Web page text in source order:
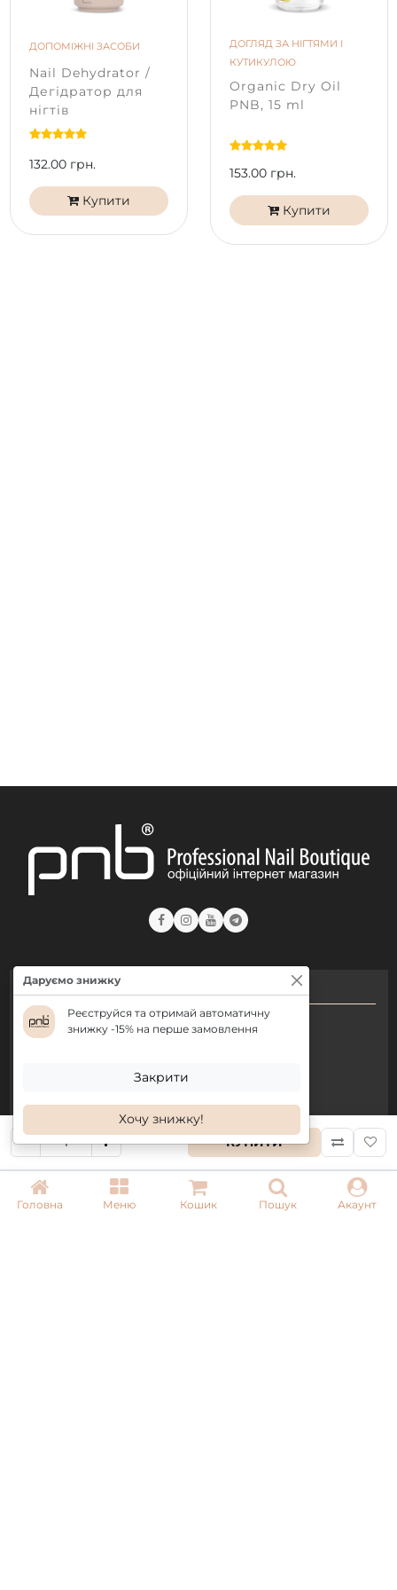
Головна Меню Кошик Пошук Акаунт
КУПИТИ
PNB безпечні та не містять речовин, що викликають
алергічні реакції. Формула гель-лаків PNB 7free не
містить: дибутилфталат (ДБФ), формальдегід,
формальдегідна смола, тріфенілфосфат (TPHP),
толуол, камфора, ксилол.
ДОПОМІЖНІ ЗАСОБИ
Nail Dehydrator /
Дегідратор для
нігтів
132.00 грн.
Купити
ДОГЛЯД ЗА НІГТЯМИ І
КУТИКУЛОЮ
Organic Dry Oil
PNB, 15 ml
153.00 грн.
Купити
КОНТАКТИ
+ 38 (050) 075 35 05
+ 38 (093) 075 35 05
Режим роботи:
Пн-Пт: 09:00–18:00
Даруємо знижку
Реєструйся та отримай автоматичну
знижку -15% на перше замовлення
Закрити
Хочу знижку!